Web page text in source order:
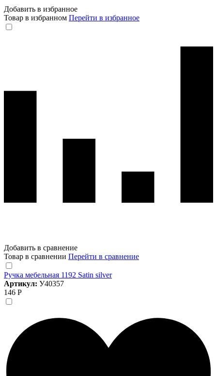
Добавить в избранное
Товар в избранном Перейти в избранное
Добавить в сравнение
Товар в сравнении Перейти в сравнение
Ручка мебельная 1192 Satin silver
Артикул: У40357
146 Р